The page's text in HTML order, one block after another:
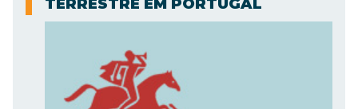
TERRESTRE EM PORTUGAL